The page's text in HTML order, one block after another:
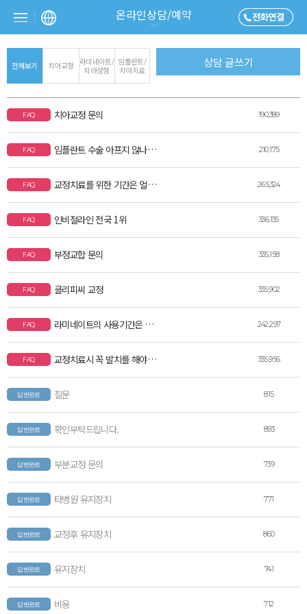
온라인상담/예약
전체보기 치아교정
라미네이트/
치아성형
임플란트/
치아치료
FAQ 치아교정 문의 190,389
FAQ 임플란트 수술 아프지 않나요? 210,175
FAQ 교정치료를 위한 기간은 얼마나 소요되나요? 265,324
FAQ 인비절라인 전국 1위 336,135
FAQ 부정교합 문의 335,158
FAQ 클리피씨 교정 335,902
FAQ 라미네이트의 사용기간은 어떻게 되나요? 242,297
FAQ 교정치료시 꼭 발치를 해야되나요? 비발치로는 할수없나요? 335,956
답변완료 질문 815
답변완료 확인부탁드립니다. 893
답변완료 부분교정 문의 739
답변완료 타병원 유지장치 771
답변완료 교정후 유지장치 860
답변완료 유지장치 741
답변완료 비용 712